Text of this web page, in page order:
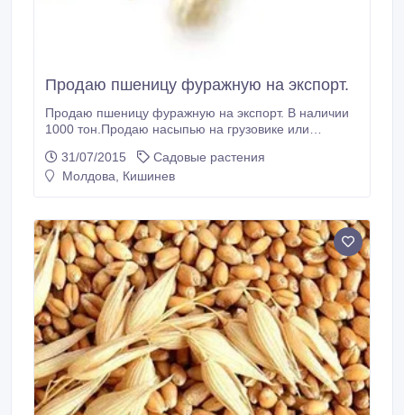
Продаю пшеницу фуражную на экспорт.
Продаю пшеницу фуражную на экспорт. В наличии
1000 тон.Продаю насыпью на грузовике или
157.32 USD/MT Blink Commercial Group S. R. L.
Скайп ID : blinkcommercialgroup; .
31/07/2015
Садовые растения
Молдова, Кишинев